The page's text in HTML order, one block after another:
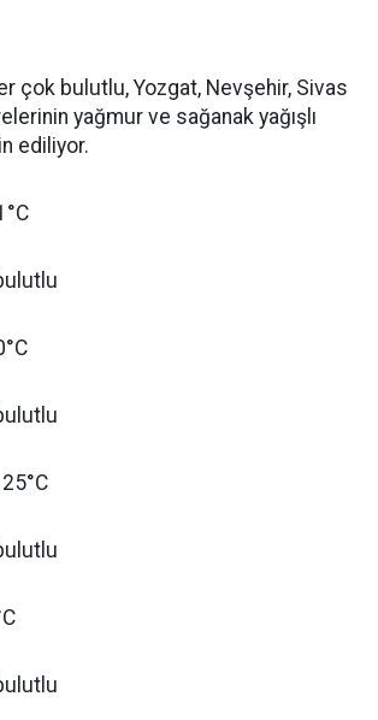
çok bulutlu, Yozgat, Nevşehir, Sivas
yağmur ve sağanak yağışlı
ediliyor.